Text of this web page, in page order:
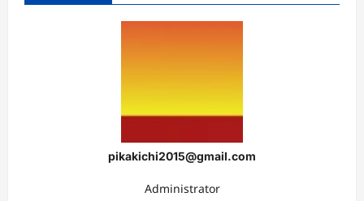
pikakichi2015@gmail.com
Administrator